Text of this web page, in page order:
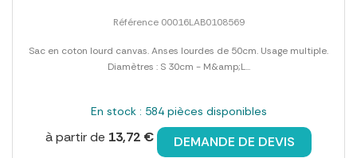
Référence 00016LAB0108569
Sac en coton lourd canvas. Anses lourdes de 50cm. Usage multiple.
Diamètres : S 30cm - M&amp;L...
En stock : 584 pièces disponibles
à partir de 13,72 € DEMANDE DE DEVIS